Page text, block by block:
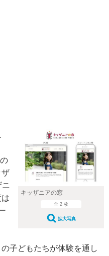
キッザニアの窓
全 2 枚
拡大写真
ザ
子どもたちが体験を通し